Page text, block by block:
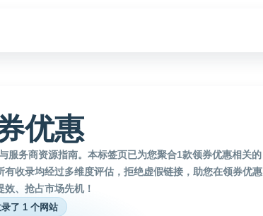
优惠
服务商资源指南。本标签页已为您聚合1款领券优惠相关的
收录均经过多维度评估，拒绝虚假链接，助您在领券优惠
效、抢占市场先机！
了 1 个网站